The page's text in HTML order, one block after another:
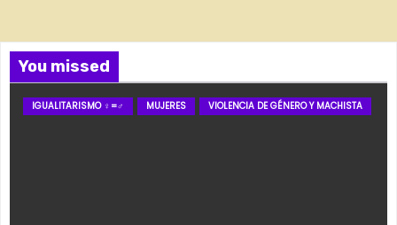
You missed
IGUALITARISMO ♀=♂ MUJERES VIOLENCIA DE GÉNERO Y MACHISTA